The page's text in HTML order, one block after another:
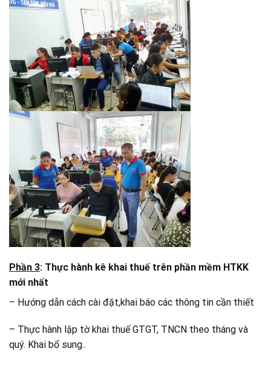
Phần 3: Thực hành kê khai thuế trên phần mềm HTKK
mới nhất
– Hướng dẫn cách cài đặt,khai báo các thông tin cần thiết
– Thực hành lập tờ khai thuế GTGT, TNCN theo tháng và
quý. Khai bổ sung..